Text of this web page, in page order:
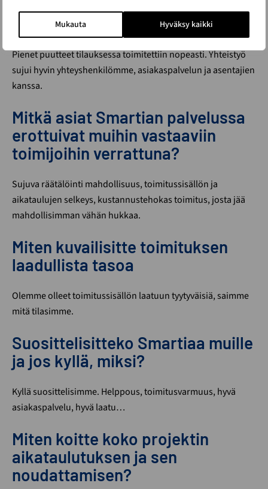
Mukauta Hyväksy kaikki
rakennustyömaalle. Ammattitaitoiset asentajat rakensivat
isomman rakennuksen paikan päällä sateelta suojaan.
Pienet puutteet tilauksessa toimitettiin nopeasti. Yhteistyö
sujui hyvin yhteyshenkilömme, asiakaspalvelun ja asentajien
kanssa.
Mitkä asiat Smartian palvelussa
erottuivat muihin vastaaviin
toimijoihin verrattuna?
Sujuva räätälöinti mahdollisuus, toimitussisällön ja
aikataulujen selkeys, kustannustehokas toimitus, josta jää
mahdollisimman vähän hukkaa.
Miten kuvailisitte toimituksen
laadullista tasoa
Olemme olleet toimitussisällön laatuun tyytyväisiä, saimme
mitä tilasimme.
Suosittelisitteko Smartiaa muille
ja jos kyllä, miksi?
Kyllä suosittelisimme. Helppous, toimitusvarmuus, hyvä
asiakaspalvelu, hyvä laatu…
Miten koitte koko projektin
aikataulutuksen ja sen
noudattamisen?